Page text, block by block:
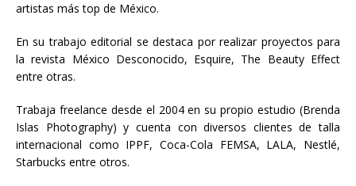
artistas más top de México.
En su trabajo editorial se destaca por realizar proyectos para
la revista México Desconocido, Esquire, The Beauty Effect
entre otras.
Trabaja freelance desde el 2004 en su propio estudio (Brenda
Islas Photography) y cuenta con diversos clientes de talla
internacional como IPPF, Coca-Cola FEMSA, LALA, Nestlé,
Starbucks entre otros.